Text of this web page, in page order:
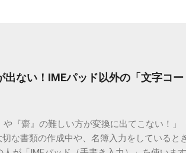
出ない！IMEパッド以外の「文字コ
や『齋』の難しい方が変換に出てこない！
な書類の作成中や、名簿入力をしている